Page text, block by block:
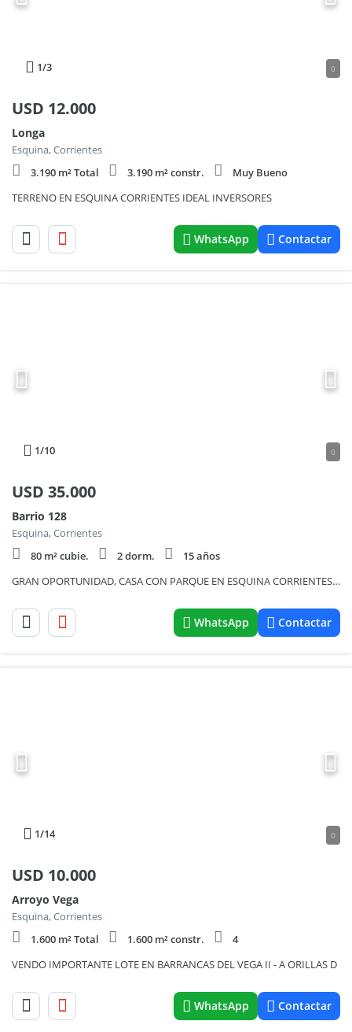
1/3 0
USD 12.000
Longa
Esquina, Corrientes
3.190 m² Total
3.190 m² constr.
Muy Bueno
TERRENO EN ESQUINA CORRIENTES IDEAL INVERSORES
WhatsApp Contactar
1/10 0
USD 35.000
Barrio 128
Esquina, Corrientes
80 m² cubie.
2 dorm.
15 años
GRAN OPORTUNIDAD, CASA CON PARQUE EN ESQUINA CORRIENTES°°
WhatsApp Contactar
1/14 0
USD 10.000
Arroyo Vega
Esquina, Corrientes
1.600 m² Total
1.600 m² constr.
4
VENDO IMPORTANTE LOTE EN BARRANCAS DEL VEGA II - A ORILLAS D
WhatsApp Contactar